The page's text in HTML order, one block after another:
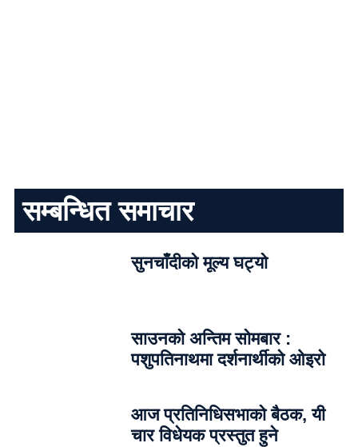
सम्बन्धित समाचार
सुनचाँदीको मूल्य घट्यो
साउनको अन्तिम सोमबार :
पशुपतिनाथमा दर्शनार्थीको ओइरो
आज प्रतिनिधिसभाको बैठक, यी
चार विधेयक प्रस्तुत हुने